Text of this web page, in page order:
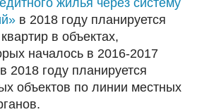
в 2018 году планируется
в объектах,
началось в 2016-2017
2018 году планируется
объектов по линии местных